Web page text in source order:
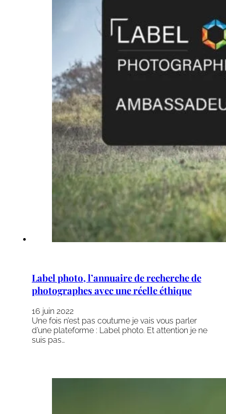
Label photo, l’annuaire de recherche de
photographes avec une réelle éthique
16 juin 2022
Une fois n’est pas coutume je vais vous parler
d’une plateforme : Label photo. Et attention je ne
suis pas…